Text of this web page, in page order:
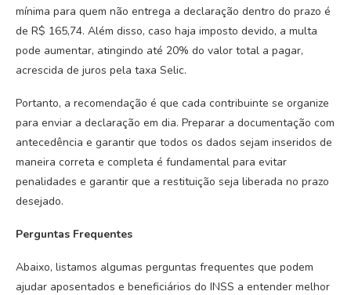
mínima para quem não entrega a declaração dentro do prazo é
de R$ 165,74. Além disso, caso haja imposto devido, a multa
pode aumentar, atingindo até 20% do valor total a pagar,
acrescida de juros pela taxa Selic.
Portanto, a recomendação é que cada contribuinte se organize
para enviar a declaração em dia. Preparar a documentação com
antecedência e garantir que todos os dados sejam inseridos de
maneira correta e completa é fundamental para evitar
penalidades e garantir que a restituição seja liberada no prazo
desejado.
Perguntas Frequentes
Abaixo, listamos algumas perguntas frequentes que podem
ajudar aposentados e beneficiários do INSS a entender melhor